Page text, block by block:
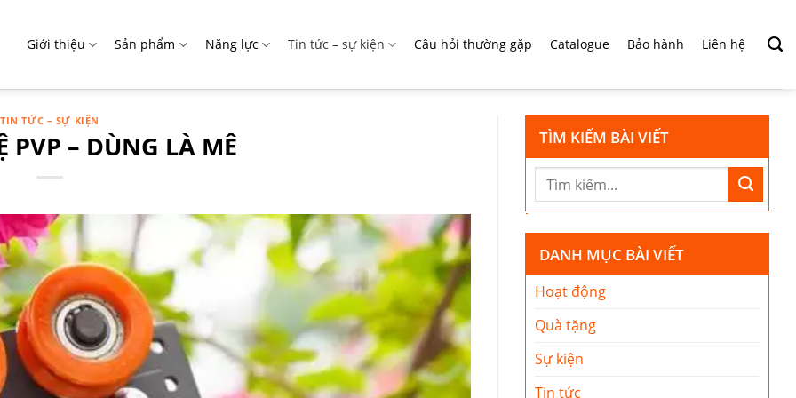
Giới thiệu Sản phẩm Năng lực Tin tức – sự kiện Câu hỏi thường gặp Catalogue Bảo hành Liên hệ
TIN TỨC – SỰ KIỆN
PVP – DÙNG LÀ MÊ TÌM KIẾM BÀI VIẾT
DANH MỤC BÀI VIẾT
Hoạt động
Quà tặng
Sự kiện
Tin tức